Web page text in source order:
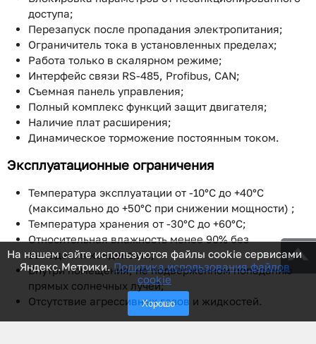
доступа;
Перезапуск после пропадания электропитания;
Ограничитель тока в установленных пределах;
Работа только в скалярном режиме;
Интерфейс связи RS-485, Profibus, CAN;
Съемная панель управления;
Полный комплекс функций защит двигателя;
Наличие плат расширения;
Динамическое торможение постоянным током.
Эксплуатационные ограничения
Температура эксплуатации от -10°C до +40°C
(максимально до +50°C при снижении мощности) ;
Температура хранения от -30°C до +60°C;
Относительная влажность менее 90% без
выпадения конденсата;
Внутри помещения, не подверженном попаданию
прямых солнечных лучей;
Отсутствие агрессивных газов и жидкостей.
На нашем сайте используются файлы cookie сервисами
Яндекс.Метрики. Политика использования файлов
cookie
Хорошо